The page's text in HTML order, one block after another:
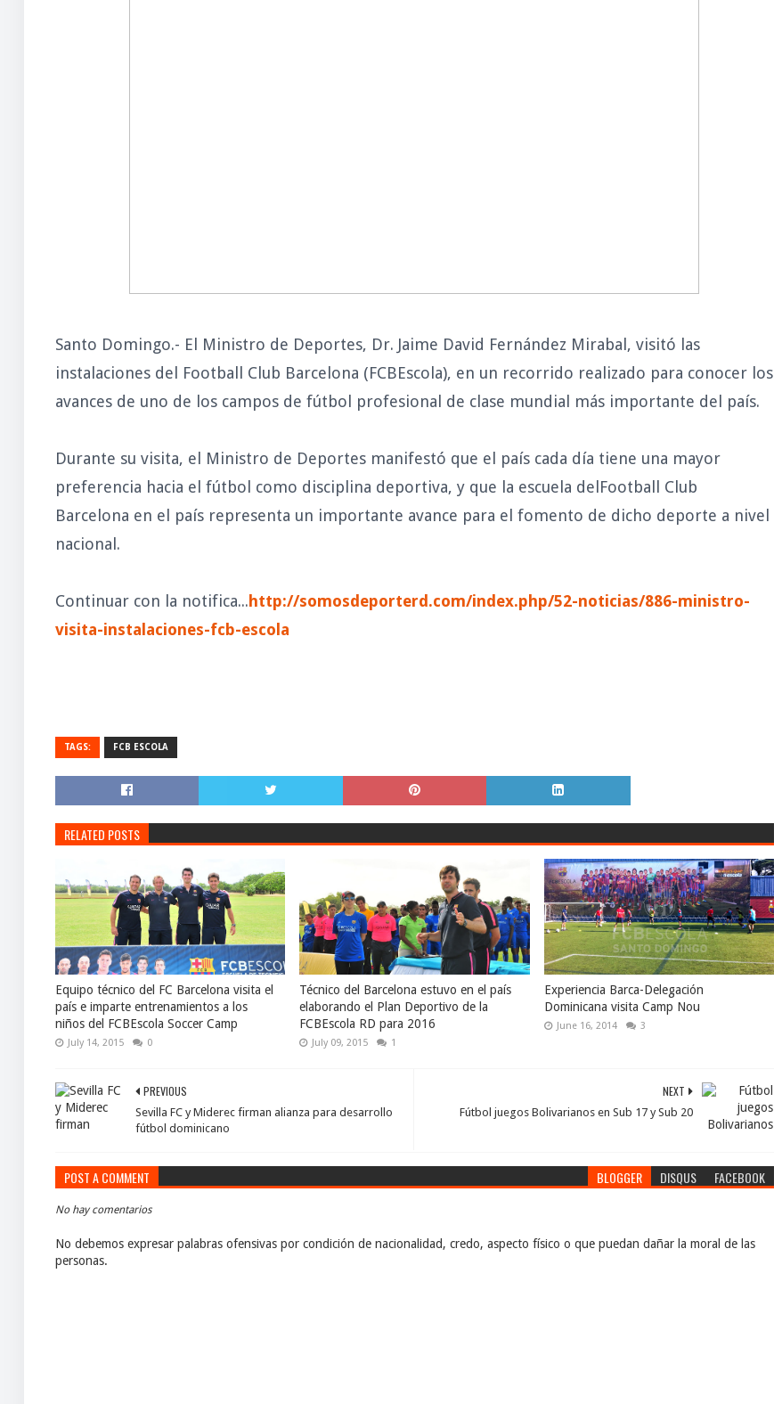
Santo Domingo.- El Ministro de Deportes, Dr. Jaime David Fernández Mirabal, visitó las
instalaciones del Football Club Barcelona (FCBEscola), en un recorrido realizado para conocer los
avances de uno de los campos de fútbol profesional de clase mundial más importante del país.
Durante su visita, el Ministro de Deportes manifestó que el país cada día tiene una mayor
preferencia hacia el fútbol como disciplina deportiva, y que la escuela delFootball Club
Barcelona en el país representa un importante avance para el fomento de dicho deporte a nivel
nacional.
Continuar con la notifica...http://somosdeporterd.com/index.php/52-noticias/886-ministro-
visita-instalaciones-fcb-escola
TAGS: FCB ESCOLA
RELATED POSTS
Equipo técnico del FC Barcelona visita el
país e imparte entrenamientos a los
niños del FCBEscola Soccer Camp
July 14, 2015 0
Técnico del Barcelona estuvo en el país
elaborando el Plan Deportivo de la
FCBEscola RD para 2016
July 09, 2015 1
Experiencia Barca-Delegación
Dominicana visita Camp Nou
June 16, 2014 3
NEXT
Fútbol juegos Bolivarianos en Sub 17 y Sub 20
PREVIOUS
Sevilla FC y Miderec firman alianza para desarrollo
fútbol dominicano
POST A COMMENT BLOGGER DISQUS FACEBOOK
No hay comentarios
No debemos expresar palabras ofensivas por condición de nacionalidad, credo, aspecto físico o que puedan dañar la moral de las
personas.